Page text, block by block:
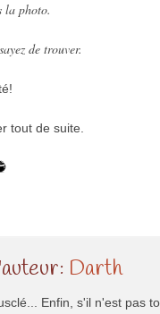
la photo.
de trouver.
tout de suite.
Darth
Enfin, s'il n'est pas